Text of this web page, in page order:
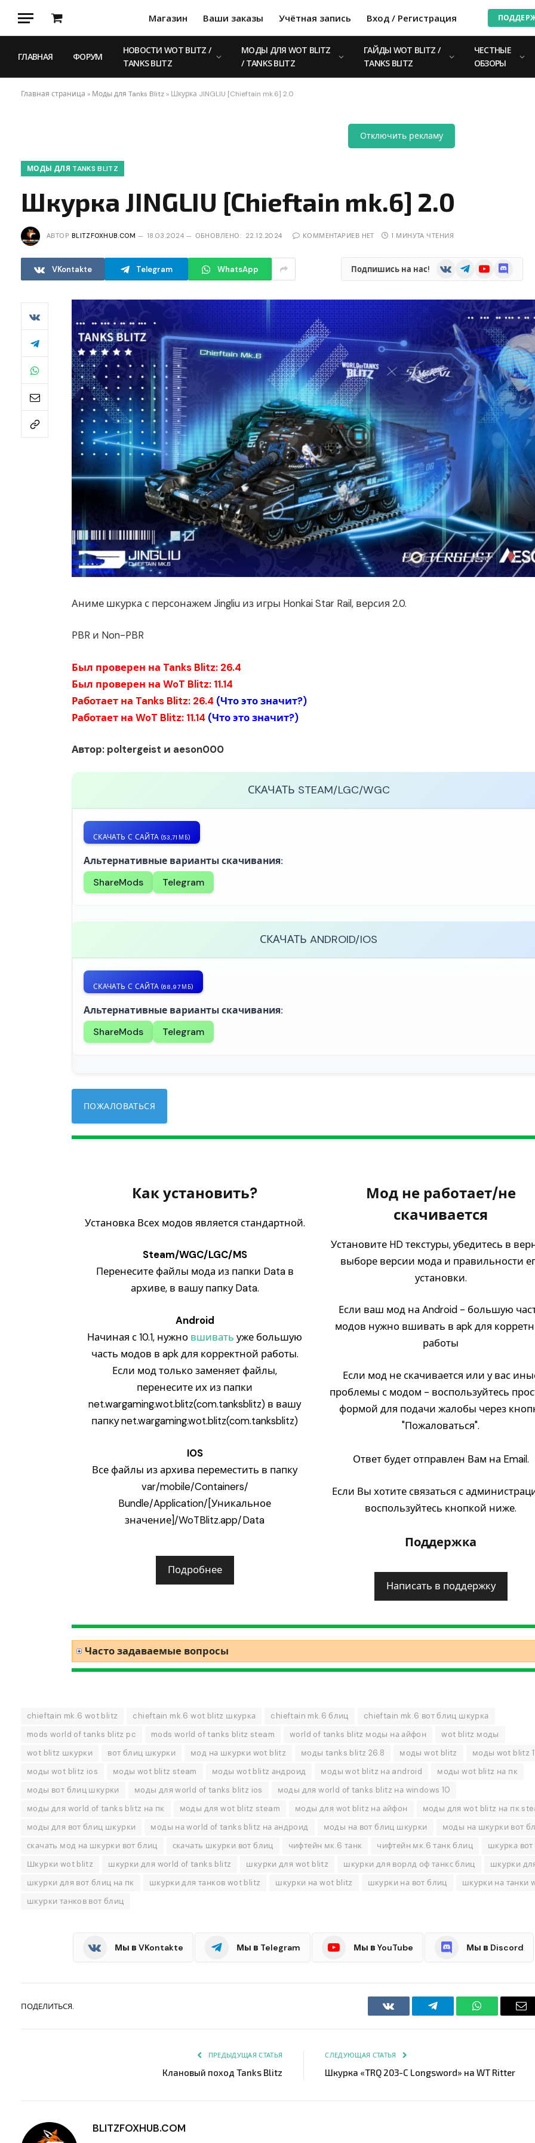
Корзина
Магазин Ваши заказы Учётная запись Вход / Регистрация
ГЛАВНАЯ ФОРУМ
НОВОСТИ WOT BLITZ /
TANKS BLITZ
МОДЫ ДЛЯ WOT BLITZ
/ TANKS BLITZ
ГАЙДЫ WOT BLITZ /
TANKS BLITZ
ЧЕСТНЫЕ
ОБЗОРЫ
Главная страница » Моды для Tanks Blitz » Шкурка JINGLIU [Chieftain mk.6] 2.0
Отключить рекламу
МОДЫ ДЛЯ TANKS BLITZ
Шкурка JINGLIU [Chieftain mk.6] 2.0
АВТОР BLITZFOXHUB.COM 18.03.2024 ОБНОВЛЕНО: 22.12.2024 КОММЕНТАРИЕВ НЕТ 1 МИНУТА ЧТЕНИЯ
VKontakte Telegram WhatsApp Подпишись на нас! VKontakteTelegramYouTubeDiscord
Аниме шкурка с персонажем Jingliu из игры Honkai Star Rail, версия 2.0.
PBR и Non-PBR
Был проверен на Tanks Blitz: 26.4
Был проверен на WoT Blitz: 11.14
Работает на Tanks Blitz: 26.4 (Что это значит?)
Работает на WoT Blitz: 11.14 (Что это значит?)
Автор: poltergeist и aeson000
СКАЧАТЬ STEAM/LGC/WGC
СКАЧАТЬ С САЙТА (53,71 МБ)
Альтернативные варианты скачивания:
ShareMods
Telegram
СКАЧАТЬANDROID/IOS
СКАЧАТЬ С САЙТА (68,97 МБ)
Альтернативные варианты скачивания:
ShareMods
Telegram
ПОЖАЛОВАТЬСЯ
Как установить?
Установка Всех модов является стандартной.
Steam/WGC/LGC/MS
Перенесите файлы мода из папки Data в
архиве, в вашу папку Data.
Android
Начиная с 10.1, нужно вшивать уже большую
часть модов в apk для корректной работы.
Если мод только заменяет файлы,
перенесите их из папки
net.wargaming.wot.blitz(com.tanksblitz) в вашу
папку net.wargaming.wot.blitz(com.tanksblitz)
IOS
Все файлы из архива переместить в папку
var/mobile/Containers/
Bundle/Application/[Уникальное
значение]/WoTBlitz.app/Data
Подробнее
Мод не работает/не
скачивается
Установите HD текстуры, убедитесь в
выборе версии мода и правильности
установки.
Если ваш мод на Android - большую
модов нужно вшивать в apk для
работы
Если мод не скачивается или у вас
проблемы с модом - воспользуйтесь
формой для подачи жалобы через
"Пожаловаться".
Ответ будет отправлен Вам на Email.
Если Вы хотите связаться с
воспользуйтесь кнопкой ниже.
Поддержка
Написать в поддержку
Часто задаваемые вопросы
chieftain mk.6 wot blitz chieftain mk.6 wot blitz шкурка chieftain mk.6 блиц
chieftain mk.6 вот блиц шкурка
mods world of tanks blitz pc
mods world of tanks blitz steam world of tanks blitz моды на айфон
wot blitz моды
wot blitz шкурки
вот блиц шкурки мод на шкурки wot blitz моды tanks blitz 26.8 моды wot blitz
моды wot blitz
моды wot blitz ios
моды wot blitz steam моды wot blitz андроид моды wot blitz на android
моды wot blitz на пк
моды вот блиц шкурки
моды для world of tanks blitz ios
моды для world of tanks blitz на windows 10
моды для world of tanks blitz на пк
моды для wot blitz steam моды для wot blitz на айфон
моды для wot blitz на пк
моды для вот блиц шкурки
моды на world of tanks blitz на андроид моды на вот блиц шкурки
моды на шкурки вот
скачать мод на шкурки вот блиц
скачать шкурки вот блиц чифтейн мк.6 танк чифтейн мк.6 танк блиц
шкурка
Шкурки wot blitz
шкурки для world of tanks blitz шкурки для wot blitz шкурки для ворлд оф танкс блиц
шкурки
шкурки для вот блиц на пк
шкурки для танков wot blitz шкурки на wot blitz шкурки на вот блиц
шкурки на танки
шкурки танков вот блиц
Мы в VKontakte Мы в Telegram Мы в YouTube Мы в Discord
ПОДЕЛИТЬСЯ.
VKontakteTelegram WhatsApp
ПРЕДЫДУЩАЯ СТАТЬЯ
Клановый поход Tanks Blitz
СЛЕДУЮЩАЯ СТАТЬЯ
Шкурка «TRQ 203-C Longsword» на WT Ritter
BLITZFOXHUB.COM